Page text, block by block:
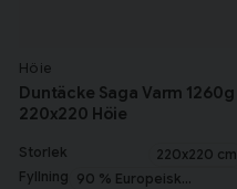
Höie
Duntäcke Saga Varm 1260g
220x220 Höie
Storlek
220x220 cm
Fyllning 90 % Europeisk